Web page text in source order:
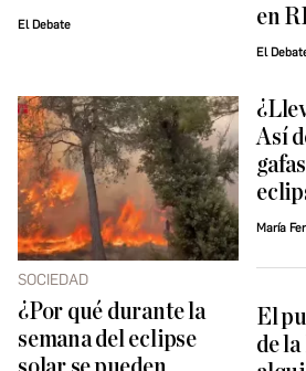
El Debate
en
El
SOCIEDAD
¿Por qué durante la
semana del eclipse
Así
María
El
de